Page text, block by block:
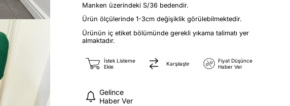
Manken üzerindeki S/36 bedendir.
Ürün ölçülerinde 1-3cm değişiklik görülebilmektedir.
Ürünün iç etiket bölümünde gerekli yıkama talimatı yer
almaktadır.
İstek Listeme
Ekle
Karşılaştır
Fiyat Düşünce
Haber Ver
Gelince
Haber Ver